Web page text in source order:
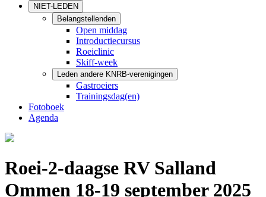
NIET-LEDEN
Belangstellenden
Open middag
Introductiecursus
Roeiclinic
Skiff-week
Leden andere KNRB-verenigingen
Gastroeiers
Trainingsdag(en)
Fotoboek
Agenda
Roei-2-daagse RV Salland
Ommen 18-19 september 2025